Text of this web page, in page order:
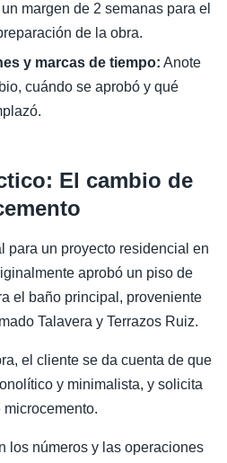
margen de 2 semanas para el
de la obra.
y marcas de tiempo: Anote
cuándo se aprobó y qué
El cambio de
para un proyecto residencial en
aprobó un piso de
el baño principal, proveniente
Talavera y Terrazos Ruiz.
el cliente se da cuenta de que
y minimalista, y solicita
los números y las operaciones